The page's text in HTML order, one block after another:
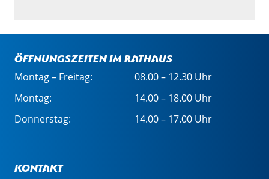
Öffnungszeiten im Rathaus
Montag – Freitag:
08.00 – 12.30 Uhr
Montag:
14.00 – 18.00 Uhr
Donnerstag:
14.00 – 17.00 Uhr
Kontakt